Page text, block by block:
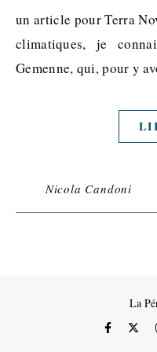
un article pour Terra
climatiques, je
Gemenne, qui, pour y
Nicola Candoni
La